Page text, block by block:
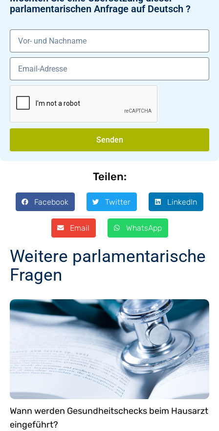
parlamentarischen Anfrage auf Deutsch ?
Senden
Teilen:
Facebook Twitter LinkedIn
Email WhatsApp
Weitere parlamentarische
Fragen
Wann werden Gesundheitschecks beim Hausarzt
eingeführt?